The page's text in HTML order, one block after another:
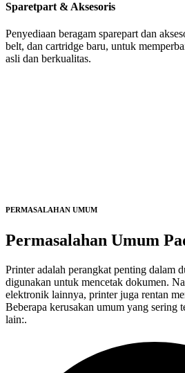
Sparetpart & Aksesoris
Penyediaan beragam sparepart dan
belt, dan cartridge baru, untuk
asli dan berkualitas.
PERMASALAHAN UMUM
Permasalahan Umum
Printer adalah perangkat penting dalam
digunakan untuk mencetak dokumen.
elektronik lainnya, printer juga rentan
Beberapa kerusakan umum yang sering
lain:.